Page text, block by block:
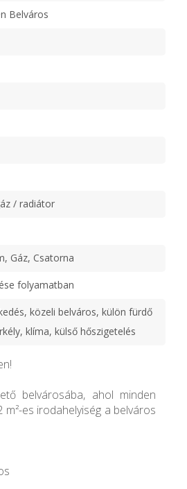
Belváros
/ radiátor
Gáz, Csatorna
folyamatban
közeli belváros, külön fürdő
klíma, külső hőszigetelés
belvárosába, ahol minden
m²-es irodahelyiség a belváros